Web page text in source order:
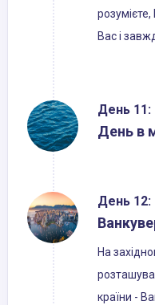
Вас і
День 11:
День в
День 12:
На
країни -